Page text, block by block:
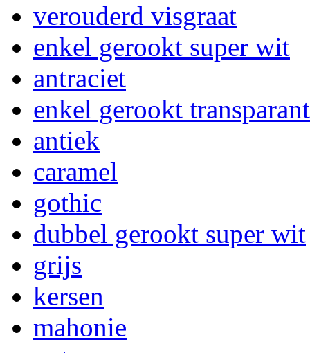
verouderd visgraat
enkel gerookt super wit
antraciet
enkel gerookt
antiek
caramel
gothic
dubbel gerookt super wit
grijs
kersen
mahonie